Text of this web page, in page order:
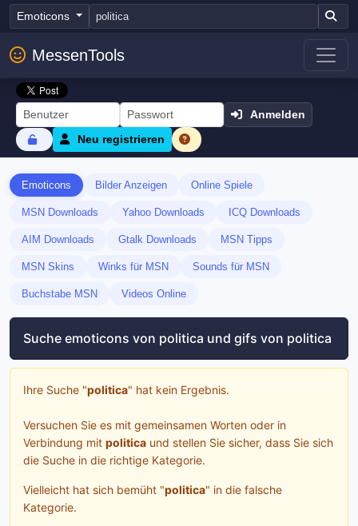
Emoticons
MessenTools
Anmelden
Neu registrieren
Emoticons Bilder Anzeigen Online Spiele
MSN Downloads Yahoo Downloads ICQ Downloads
AIM Downloads Gtalk Downloads MSN Tipps
MSN Skins Winks für MSN Sounds für MSN
Buchstabe MSN Videos Online
Suche emoticons von politica und gifs von politica
Ihre Suche "politica" hat kein Ergebnis.
Versuchen Sie es mit gemeinsamen Worten oder in
Verbindung mit politica und stellen Sie sicher, dass Sie sich
die Suche in die richtige Kategorie.
Vielleicht hat sich bemüht "politica" in die falsche
Kategorie.